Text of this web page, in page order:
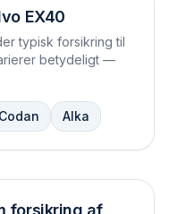
EX40
typisk forsikring til
betydeligt —
Codan Alka
forsikring af